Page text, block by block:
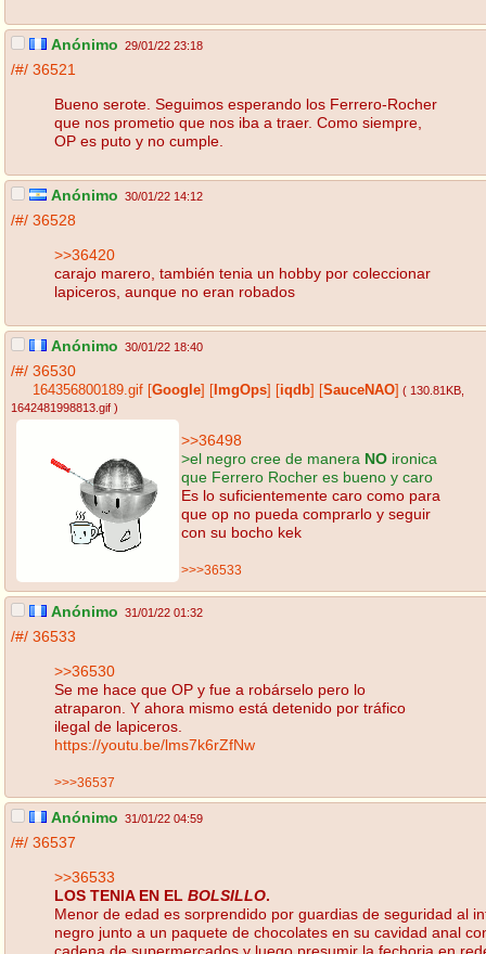
Anónimo 29/01/22 23:18
/#/ 36521
Bueno serote. Seguimos esperando los Ferrero-Rocher
que nos prometio que nos iba a traer. Como siempre,
OP es puto y no cumple.
Anónimo 30/01/22 14:12
/#/ 36528
>>36420
carajo marero, también tenia un hobby por coleccionar
lapiceros, aunque no eran robados
Anónimo 30/01/22 18:40
/#/ 36530
164356800189.gif Google ImgOps iqdb SauceNAO ( 130.81KB
1642481998813.gif )
>>36498
>el negro cree de manera NO ironica
que Ferrero Rocher es bueno y caro
Es lo suficientemente caro como para
que op no pueda comprarlo y seguir
con su bocho kek
>>>36533
Anónimo 31/01/22 01:32
/#/ 36533
>>36530
Se me hace que OP y fue a robárselo pero lo
atraparon. Y ahora mismo está detenido por tráfico
ilegal de lapiceros.
https://youtu.be/lms7k6rZfNw
>>>36537
Anónimo 31/01/22 04:59
/#/ 36537
>>36533
LOS TENIA EN EL BOLSILLO.
Menor de edad es sorprendido por guardias de seguridad al
negro junto a un paquete de chocolates en su cavidad anal